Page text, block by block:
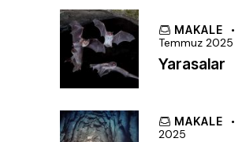
MAKALE
Temmuz 2025
Yarasalar
MAKALE
2025